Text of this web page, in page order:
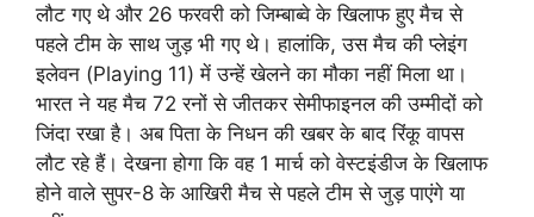
लौट गए थे और 26 फरवरी को जिम्बाब्वे के खिलाफ हुए मैच से
पहले टीम के साथ जुड़ भी गए थे। हालांकि, उस मैच की प्लेइंग
इलेवन (Playing 11) में उन्हें खेलने का मौका नहीं मिला था।
भारत ने यह मैच 72 रनों से जीतकर सेमीफाइनल की उम्मीदों को
जिंदा रखा है। अब पिता के निधन की खबर के बाद रिंकू वापस
लौट रहे हैं। देखना होगा कि वह 1 मार्च को वेस्टइंडीज के खिलाफ
होने वाले सुपर-8 के आखिरी मैच से पहले टीम से जुड़ पाएंगे या